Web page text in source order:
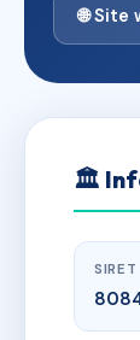
🌐 Site
🏛
SIRET